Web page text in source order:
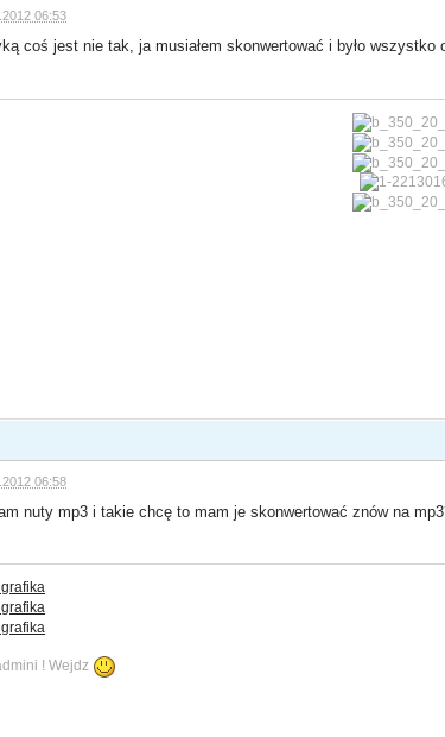
06:53
coś jest nie tak, ja musiałem skonwertować i było
06:58
nuty mp3 i takie chcę to mam je skonwertować znów na
! Wejdz